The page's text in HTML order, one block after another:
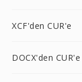
XCF'den CUR'e
DOCX'den CUR'e